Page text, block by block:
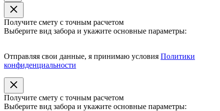
Получите смету с точным расчетом
Выберите вид забора и укажите основные параметры:
Отправляя свои данные, я принимаю условия Политики
конфиденциальности
Получите смету с точным расчетом
Выберите вид забора и укажите основные параметры: